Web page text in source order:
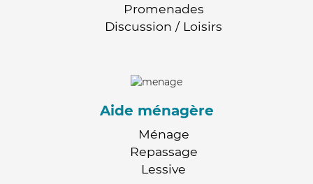
Promenades
Discussion / Loisirs
Aide ménagère
Ménage
Repassage
Lessive